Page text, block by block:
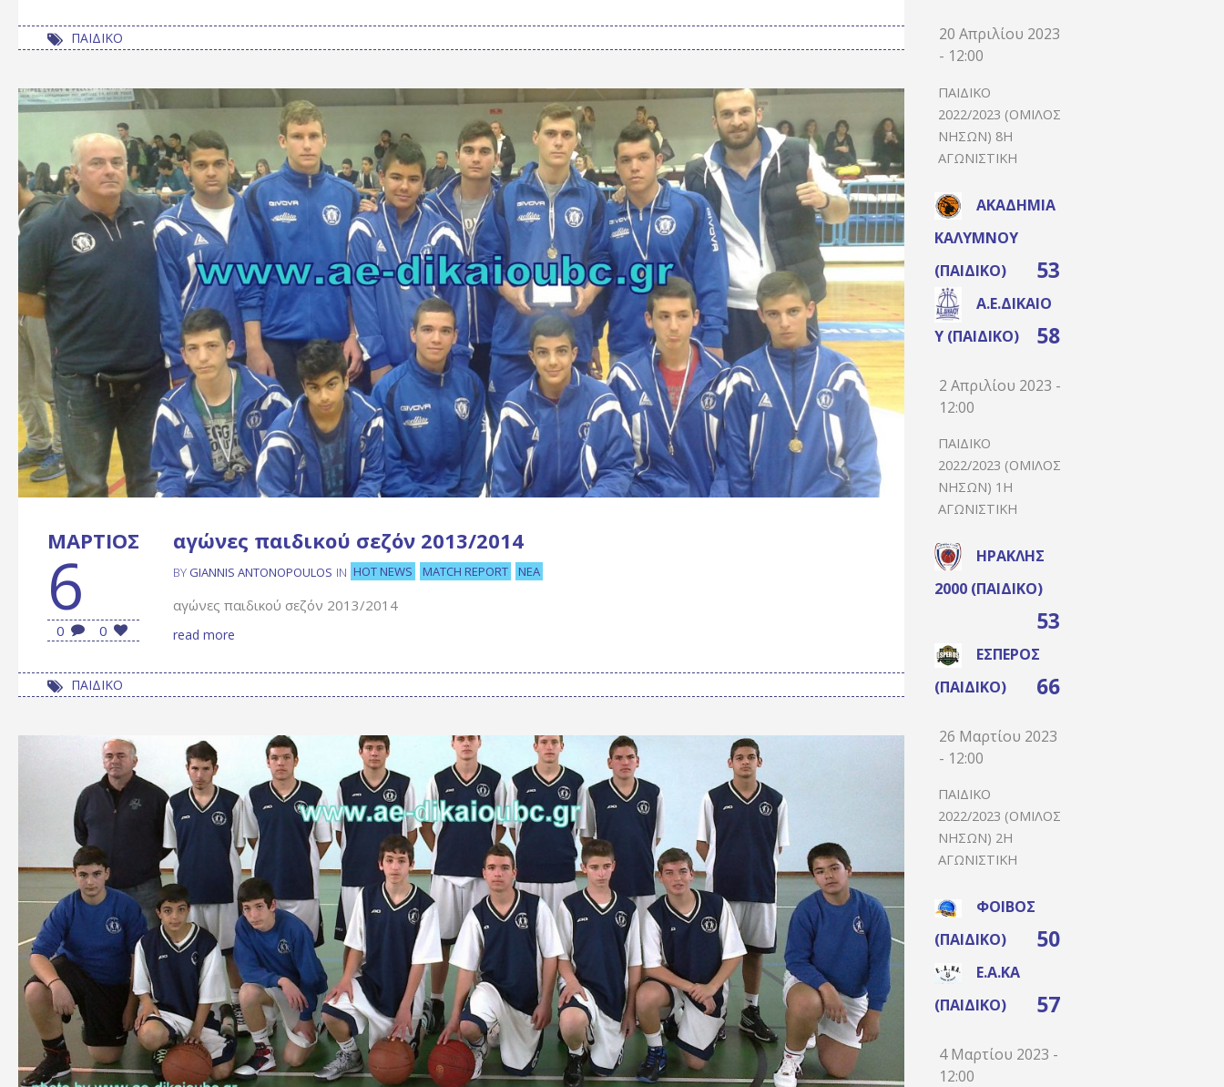
ΠΑΙΔΙΚΟ
ΜΆΡΤΙΟΣ
6
0 0
αγώνες παιδικού σεζόν 2013/2014
BY GIANNIS ANTONOPOULOS IN HOT NEWS MATCH REPORT ΝΈΑ
αγώνες παιδικού σεζόν 2013/2014
read more
ΠΑΙΔΙΚΟ
20 Απριλίου 2023
- 12:00
ΠΑΙΔΙΚΌ
2022/2023 (ΌΜΙΛΟΣ
ΝΉΣΩΝ) 8Η
ΑΓΩΝΙΣΤΙΚΉ
ΑΚΑΔΗΜΊΑ
ΚΑΛΎΜΝΟΥ
(ΠΑΙΔΙΚΌ)
53
Α.Ε.ΔΙΚΑΊΟ
Υ (ΠΑΙΔΙΚΌ)
58
2 Απριλίου 2023 -
12:00
ΠΑΙΔΙΚΌ
2022/2023 (ΌΜΙΛΟΣ
ΝΉΣΩΝ) 1Η
ΑΓΩΝΙΣΤΙΚΉ
ΗΡΑΚΛΉΣ
2000 (ΠΑΙΔΙΚΌ)
53
ΈΣΠΕΡΟΣ
(ΠΑΙΔΙΚΌ)
66
26 Μαρτίου 2023
- 12:00
ΠΑΙΔΙΚΌ
2022/2023 (ΌΜΙΛΟΣ
ΝΉΣΩΝ) 2Η
ΑΓΩΝΙΣΤΙΚΉ
ΦΟΊΒΟΣ
(ΠΑΙΔΙΚΌ)
50
Ε.Α.ΚΑ
(ΠΑΙΔΙΚΌ)
57
4 Μαρτίου 2023 -
12:00